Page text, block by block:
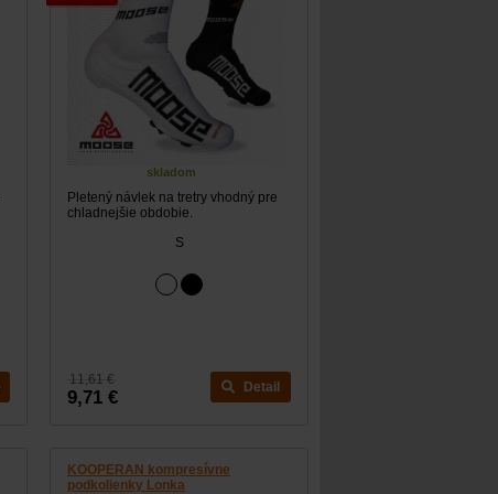
skladom
Pletený návlek na tretry vhodný pre
chladnejšie obdobie.
S
11,61 €
9,71 € Detail
KOOPERAN kompresívne
podkolienky Lonka